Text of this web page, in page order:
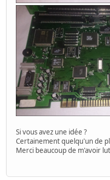
Si vous avez une idée ?
Certainement quelqu'un de
Merci beaucoup de m'avoir